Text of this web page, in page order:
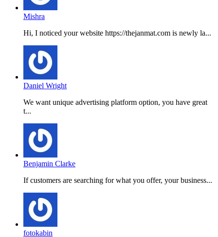
Mishra
Hi, I noticed your website https://thejanmat.com is newly la...
Daniel Wright
We want unique advertising platform option, you have great
t...
Benjamin Clarke
If customers are searching for what you offer, your business...
fotokabin